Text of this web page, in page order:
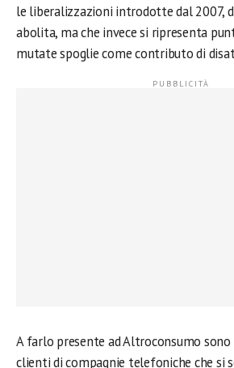
le liberalizzazioni introdotte dal 2007,
abolita, ma che invece si ripresenta
mutate spoglie come contributo di
A farlo presente ad Altroconsumo
clienti di compagnie telefoniche che si